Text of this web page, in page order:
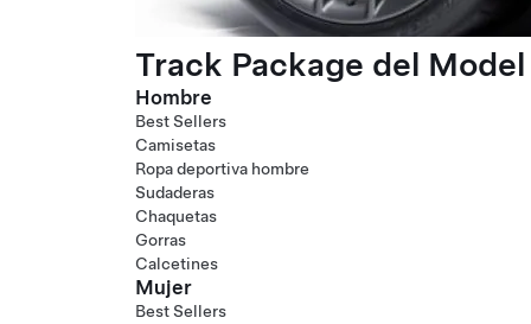
Track Package del
Hombre
Best Sellers
Camisetas
Ropa deportiva hombre
Sudaderas
Chaquetas
Gorras
Calcetines
Mujer
Best Sellers